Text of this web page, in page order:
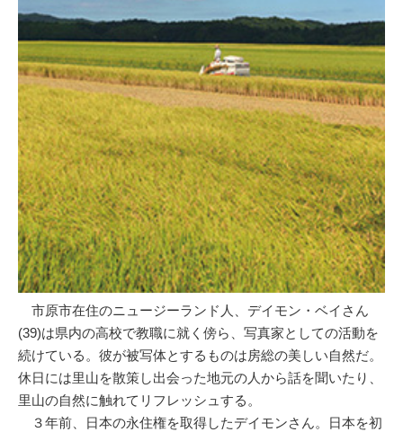
市原市在住のニュージーランド人、デイモン・ベイさん
(39)は県内の高校で教職に就く傍ら、写真家としての活動を
続けている。彼が被写体とするものは房総の美しい自然だ。
休日には里山を散策し出会った地元の人から話を聞いたり、
里山の自然に触れてリフレッシュする。
３年前、日本の永住権を取得したデイモンさん。日本を初